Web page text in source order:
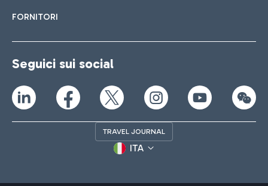
FORNITORI
Seguici sui social
TRAVEL JOURNAL
ITA